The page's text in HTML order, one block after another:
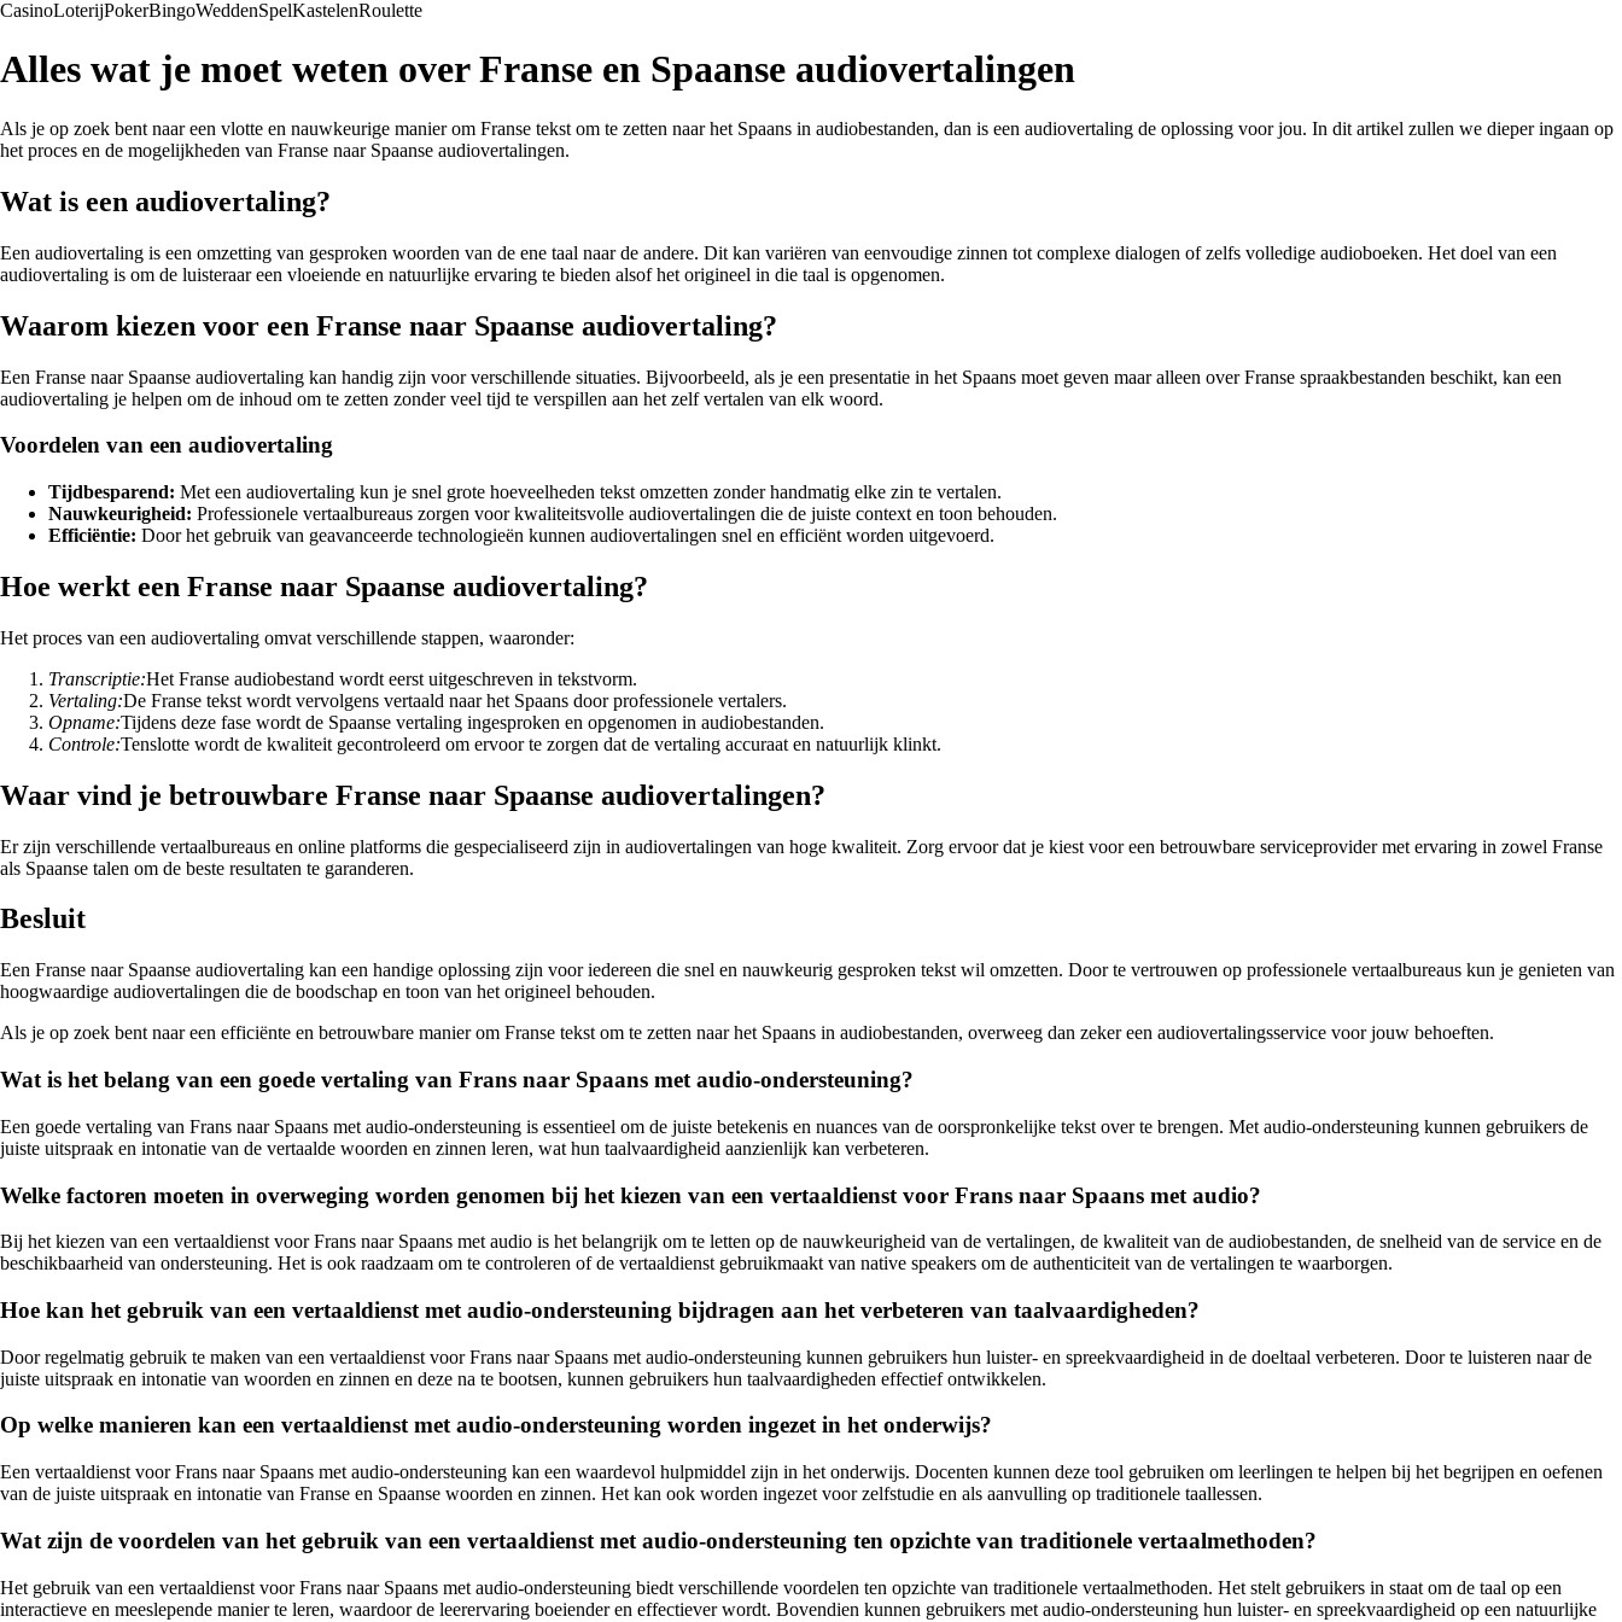
CasinoLoterijPokerBingoWeddenSpelKastelenRoulette
Alles wat je moet weten over Franse en Spaanse audiovertalingen
Als je op zoek bent naar een vlotte en nauwkeurige manier om Franse tekst om te zetten naar het Spaans in audiobestanden, dan is een audiovertaling de oplossing voor jou. In dit artikel zullen we dieper ingaan op
het proces en de mogelijkheden van Franse naar Spaanse audiovertalingen.
Wat is een audiovertaling?
Een audiovertaling is een omzetting van gesproken woorden van de ene taal naar de andere. Dit kan variëren van eenvoudige zinnen tot complexe dialogen of zelfs volledige audioboeken. Het doel van een
audiovertaling is om de luisteraar een vloeiende en natuurlijke ervaring te bieden alsof het origineel in die taal is opgenomen.
Waarom kiezen voor een Franse naar Spaanse audiovertaling?
Een Franse naar Spaanse audiovertaling kan handig zijn voor verschillende situaties. Bijvoorbeeld, als je een presentatie in het Spaans moet geven maar alleen over Franse spraakbestanden beschikt, kan een
audiovertaling je helpen om de inhoud om te zetten zonder veel tijd te verspillen aan het zelf vertalen van elk woord.
Voordelen van een audiovertaling
Tijdbesparend: Met een audiovertaling kun je snel grote hoeveelheden tekst omzetten zonder handmatig elke zin te vertalen.
Nauwkeurigheid: Professionele vertaalbureaus zorgen voor kwaliteitsvolle audiovertalingen die de juiste context en toon behouden.
Efficiëntie: Door het gebruik van geavanceerde technologieën kunnen audiovertalingen snel en efficiënt worden uitgevoerd.
Hoe werkt een Franse naar Spaanse audiovertaling?
Het proces van een audiovertaling omvat verschillende stappen, waaronder:
Transcriptie:Het Franse audiobestand wordt eerst uitgeschreven in tekstvorm.
Vertaling:De Franse tekst wordt vervolgens vertaald naar het Spaans door professionele vertalers.
Opname:Tijdens deze fase wordt de Spaanse vertaling ingesproken en opgenomen in audiobestanden.
Controle:Tenslotte wordt de kwaliteit gecontroleerd om ervoor te zorgen dat de vertaling accuraat en natuurlijk klinkt.
Waar vind je betrouwbare Franse naar Spaanse audiovertalingen?
Er zijn verschillende vertaalbureaus en online platforms die gespecialiseerd zijn in audiovertalingen van hoge kwaliteit. Zorg ervoor dat je kiest voor een betrouwbare serviceprovider met ervaring in zowel Franse
als Spaanse talen om de beste resultaten te garanderen.
Besluit
Een Franse naar Spaanse audiovertaling kan een handige oplossing zijn voor iedereen die snel en nauwkeurig gesproken tekst wil omzetten. Door te vertrouwen op professionele vertaalbureaus kun je genieten van
hoogwaardige audiovertalingen die de boodschap en toon van het origineel behouden.
Als je op zoek bent naar een efficiënte en betrouwbare manier om Franse tekst om te zetten naar het Spaans in audiobestanden, overweeg dan zeker een audiovertalingsservice voor jouw behoeften.
Wat is het belang van een goede vertaling van Frans naar Spaans met audio-ondersteuning?
Een goede vertaling van Frans naar Spaans met audio-ondersteuning is essentieel om de juiste betekenis en nuances van de oorspronkelijke tekst over te brengen. Met audio-ondersteuning kunnen gebruikers de
juiste uitspraak en intonatie van de vertaalde woorden en zinnen leren, wat hun taalvaardigheid aanzienlijk kan verbeteren.
Welke factoren moeten in overweging worden genomen bij het kiezen van een vertaaldienst voor Frans naar Spaans met audio?
Bij het kiezen van een vertaaldienst voor Frans naar Spaans met audio is het belangrijk om te letten op de nauwkeurigheid van de vertalingen, de kwaliteit van de audiobestanden, de snelheid van de service en de
beschikbaarheid van ondersteuning. Het is ook raadzaam om te controleren of de vertaaldienst gebruikmaakt van native speakers om de authenticiteit van de vertalingen te waarborgen.
Hoe kan het gebruik van een vertaaldienst met audio-ondersteuning bijdragen aan het verbeteren van taalvaardigheden?
Door regelmatig gebruik te maken van een vertaaldienst voor Frans naar Spaans met audio-ondersteuning kunnen gebruikers hun luister- en spreekvaardigheid in de doeltaal verbeteren. Door te luisteren naar de
juiste uitspraak en intonatie van woorden en zinnen en deze na te bootsen, kunnen gebruikers hun taalvaardigheden effectief ontwikkelen.
Op welke manieren kan een vertaaldienst met audio-ondersteuning worden ingezet in het onderwijs?
Een vertaaldienst voor Frans naar Spaans met audio-ondersteuning kan een waardevol hulpmiddel zijn in het onderwijs. Docenten kunnen deze tool gebruiken om leerlingen te helpen bij het begrijpen en oefenen
van de juiste uitspraak en intonatie van Franse en Spaanse woorden en zinnen. Het kan ook worden ingezet voor zelfstudie en als aanvulling op traditionele taallessen.
Wat zijn de voordelen van het gebruik van een vertaaldienst met audio-ondersteuning ten opzichte van traditionele vertaalmethoden?
Het gebruik van een vertaaldienst voor Frans naar Spaans met audio-ondersteuning biedt verschillende voordelen ten opzichte van traditionele vertaalmethoden. Het stelt gebruikers in staat om de taal op een
interactieve en meeslepende manier te leren, waardoor de leerervaring boeiender en effectiever wordt. Bovendien kunnen gebruikers met audio-ondersteuning hun luister- en spreekvaardigheid op een natuurlijke